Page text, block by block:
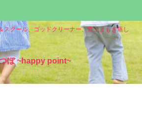
スクール、ゴッドクリーナー、黄土よもぎ蒸し
ぼ ~happy point~